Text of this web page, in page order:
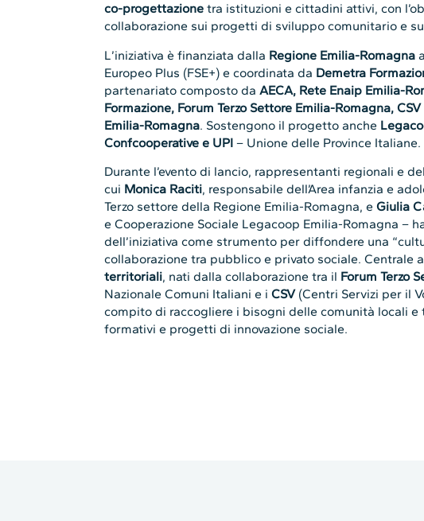
co-progettazione tra istituzioni e cittadini attivi, con
collaborazione sui progetti di sviluppo comunitario e
L’iniziativa è finanziata dalla Regione Emilia-Romagna
Europeo Plus (FSE+) e coordinata da Demetra
partenariato composto daAECA, Rete Enaip Emilia-
Formazione, Forum Terzo Settore Emilia-Romagna,
Emilia-Romagna. Sostengono il progetto anche
Confcooperative e UPI – Unione delle Province Italiane.
Durante l’evento di lancio, rappresentanti regionali e
cui Monica Raciti, responsabile dell’Area infanzia e
Terzo settore della Regione Emilia-Romagna, eGiulia
e Cooperazione Sociale Legacoop Emilia-Romagna –
dell’iniziativa come strumento per diffondere una
collaborazione tra pubblico e privato sociale. Centrale
territoriali, nati dalla collaborazione tra il Forum Terzo
Nazionale Comuni Italiani e iCSV(Centri Servizi per il
compito di raccogliere i bisogni delle comunità locali
formativi e progetti di innovazione sociale.